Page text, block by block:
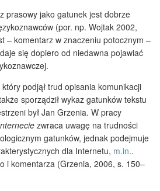
prasowy jako gatunek jest dobrze
(por. np. Wojtak 2002,
– komentarz w znaczeniu potocznym –
się dopiero od niedawna pojawiać
podjął trud opisania komunikacji
sporządził wykaz gatunków tekstu
był Jan Grzenia. W pracy
zwraca uwagę na trudności
gatunków, jednak podejmuje
dla Internetu, m.in..
i komentarza (Grzenia, 2006, s. 150–